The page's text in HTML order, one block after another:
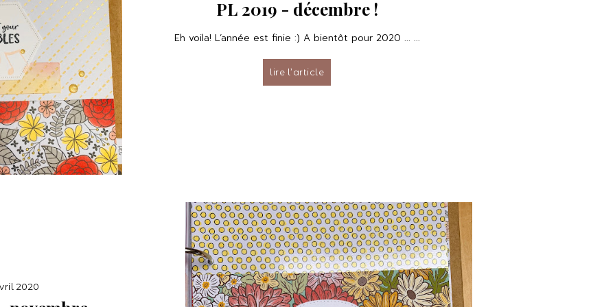
PL 2019 - décembre !
Eh voila! L’année est finie :) A bientôt pour 2020 ... ...
lire l’article
2020